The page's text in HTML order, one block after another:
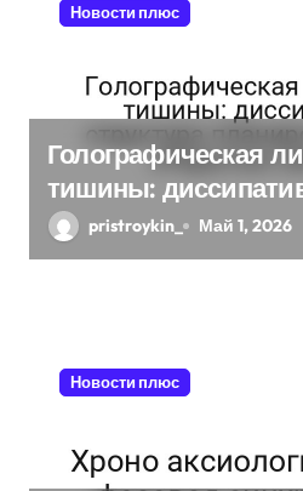
Новости плюс
Голографическая
тишины:
планирования дня
системах
pristroykin_ Май 1, 2026
Новости плюс